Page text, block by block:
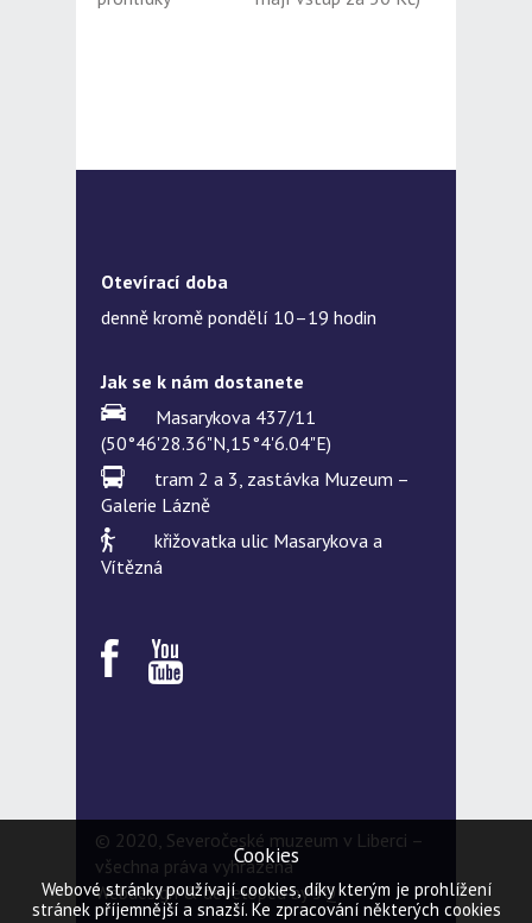
Otevírací doba
denně kromě pondělí 10–19 hodin
Jak se k nám dostanete
Masarykova 437/11
(50°46'28.36"N,15°4'6.04"E)
tram 2 a 3, zastávka Muzeum –
Galerie Lázně
křižovatka ulic Masarykova a
Vítězná
© 2020, Severočeské muzeum v Liberci –
všechna práva vyhrazena
Webdesign & developed by5Q
Cookies
Webové stránky používají cookies, díky kterým je prohlížení
stránek příjemnější a snazší. Ke zpracování některých cookies